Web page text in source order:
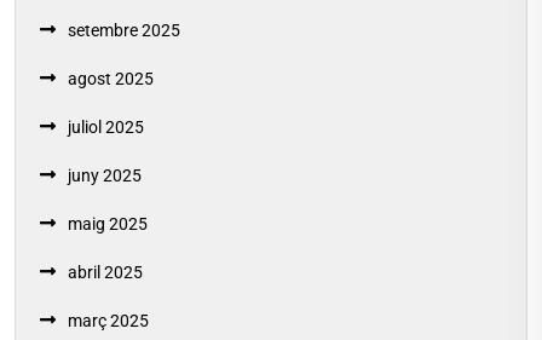
setembre 2025
agost 2025
juliol 2025
juny 2025
maig 2025
abril 2025
març 2025